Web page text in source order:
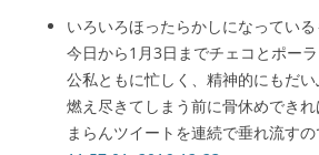
いろいろほったらかしになっている
今日から1月3日までチェコとポー
公私ともに忙しく、精神的にもだい
燃え尽きてしまう前に骨休めでき
まらんツイートを連続で垂れ流すの